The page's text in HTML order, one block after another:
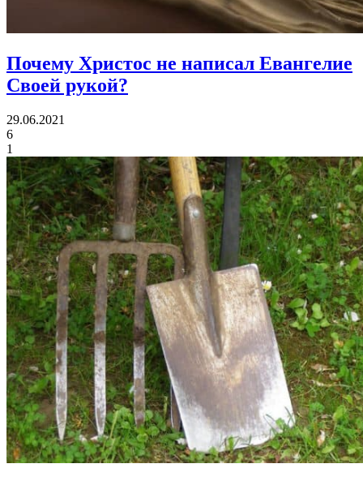
Почему Христос не написал Евангелие
Своей рукой?
29.06.2021
6
1